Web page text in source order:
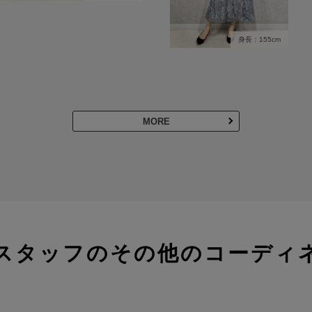
身長：155cm
MORE
タッフのその他のコーディ